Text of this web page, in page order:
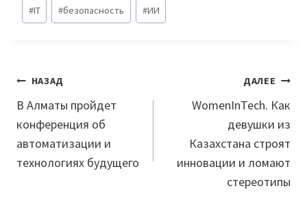
записи:
#IT #безопасность #ИИ
Навигация
по
записям
НАЗАД
В Алматы пройдет
конференция об
автоматизации и
технологиях будущего
ДАЛЕЕ
WomenInTech. Как
девушки из
Казахстана строят
инновации и ломают
стереотипы